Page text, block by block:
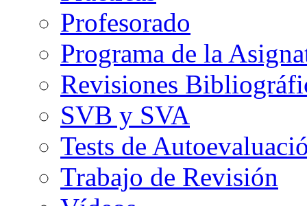
Profesorado
Programa de la
Revisiones
SVB y SVA
Tests de
Trabajo de Revisión